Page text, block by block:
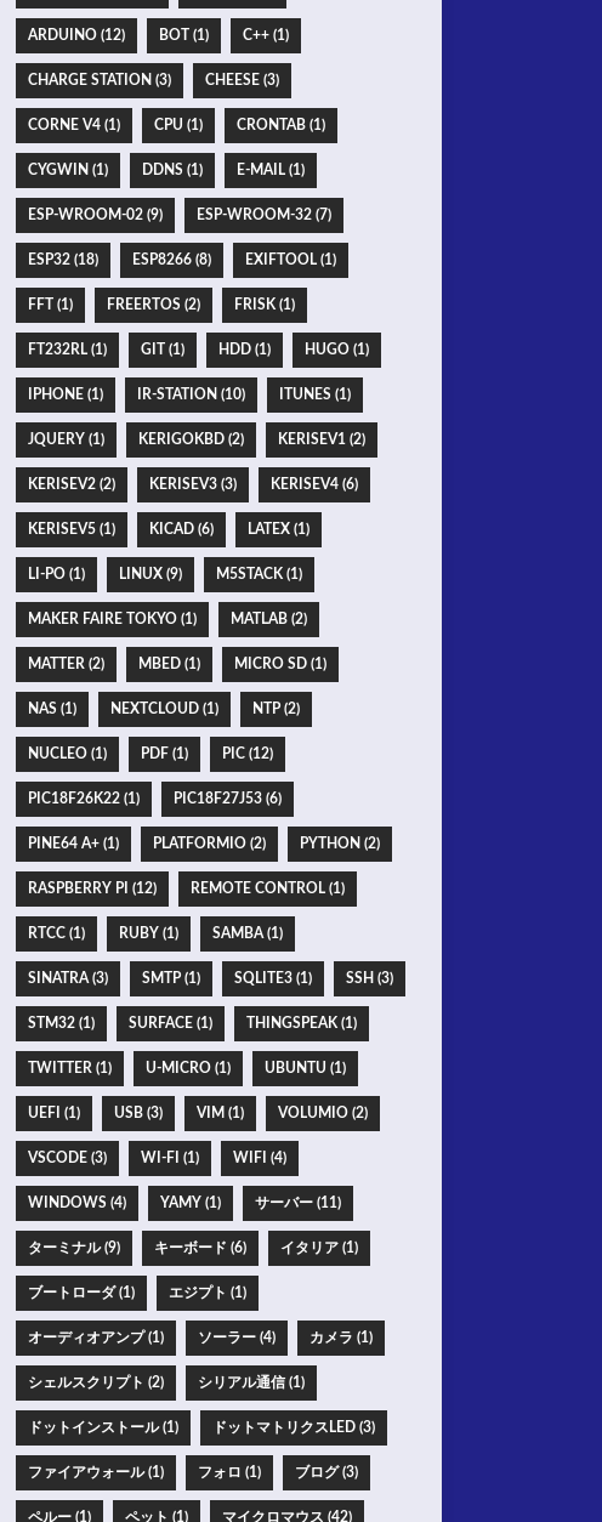
ARDUINO (12) BOT (1) C++ (1)
CHARGE STATION (3) CHEESE (3)
CORNE V4 (1) CPU (1) CRONTAB (1)
CYGWIN (1) DDNS (1) E-MAIL (1)
ESP-WROOM-02 (9) ESP-WROOM-32 (7)
ESP32 (18) ESP8266 (8) EXIFTOOL (1)
FFT (1) FREERTOS (2) FRISK (1)
FT232RL (1) GIT (1) HDD (1) HUGO (1)
IPHONE (1) IR-STATION (10) ITUNES (1)
JQUERY (1) KERIGOKBD (2) KERISEV1 (2)
KERISEV2 (2) KERISEV3 (3) KERISEV4 (6)
KERISEV5 (1) KICAD (6) LATEX (1)
LI-PO (1) LINUX (9) M5STACK (1)
MAKER FAIRE TOKYO (1) MATLAB (2)
MATTER (2) MBED (1) MICRO SD (1)
NAS (1) NEXTCLOUD (1) NTP (2)
NUCLEO (1) PDF (1) PIC (12)
PIC18F26K22 (1) PIC18F27J53 (6)
PINE64 A+ (1) PLATFORMIO (2) PYTHON (2)
RASPBERRY PI (12) REMOTE CONTROL (1)
RTCC (1) RUBY (1) SAMBA (1)
SINATRA (3) SMTP (1) SQLITE3 (1) SSH (3)
STM32 (1) SURFACE (1) THINGSPEAK (1)
TWITTER (1) U-MICRO (1) UBUNTU (1)
UEFI (1) USB (3) VIM (1) VOLUMIO (2)
VSCODE (3) WI-FI (1) WIFI (4)
WINDOWS (4) YAMY (1) サーバー (11)
ターミナル (9) キーボード (6) イタリア (1)
ブートローダ (1) エジプト (1)
オーディオアンプ (1) ソーラー (4) カメラ (1)
シェルスクリプト (2) シリアル通信 (1)
ドットインストール (1) ドットマトリクスLED (3)
ファイアウォール (1) フォロ (1) ブログ (3)
ペルー (1) ペット (1) マイクロマウス (42)